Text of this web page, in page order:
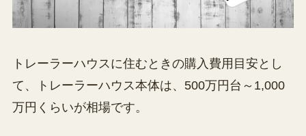
トレーラーハウスに住むときの購入費用目安とし
て、トレーラーハウス本体は、500万円台～1,000
万円くらいが相場です。